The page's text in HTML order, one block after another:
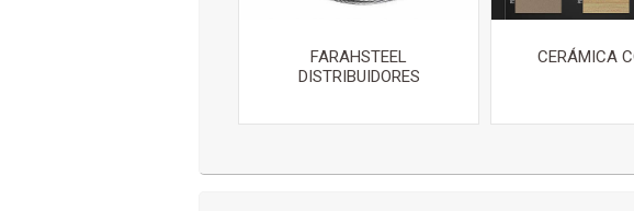
FARAHSTEEL
DISTRIBUIDORES
CERÁMICA